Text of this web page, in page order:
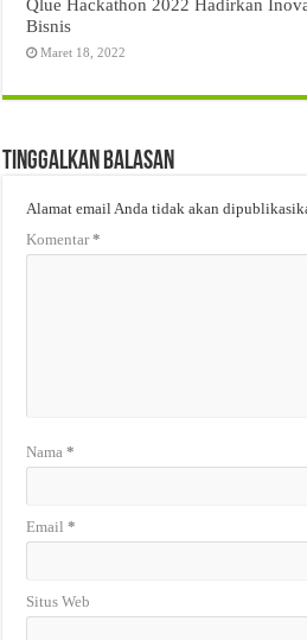
Qlue Hackathon 2022 Hadirkan
Bisnis
Maret 18, 2022
Tinggalkan Balasan
Alamat email Anda tidak akan
Komentar*
Nama*
Email*
Situs Web